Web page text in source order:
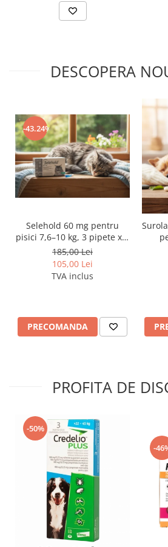
DESCOPERA
-43.24%
Selehold 60 mg pentru
pisici 7,6–10 kg, 3 pipete x 1
ml – soluție antiparazitară
spot-on
185,00 Lei
105,00 Lei
TVA inclus
PRECOMANDA
PROFITA DE
-50%
-